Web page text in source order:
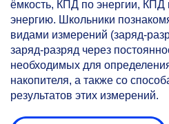
ёмкость, КПД по энергии, КПД
энергию. Школьники
видами измерений (заряд-
заряд-разряд через
необходимых для
накопителя, а также со
результатов этих измерений.